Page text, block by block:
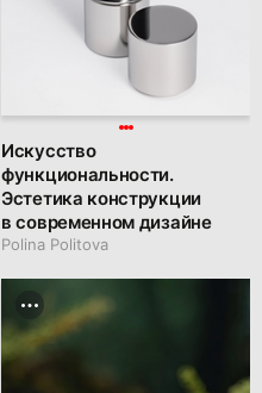
Искусство
функциональности.
Эстетика конструкции
в современном дизайне
Polina Politova